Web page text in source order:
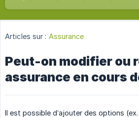
Articles sur : Assurance
Peut-on modifier ou
assurance en cours
Il est possible d’ajouter des options (ex.